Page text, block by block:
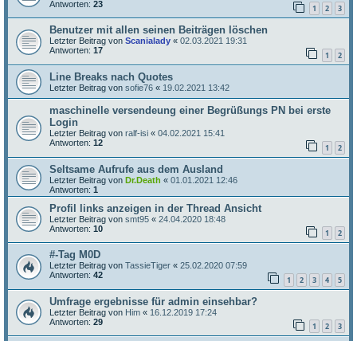
Antworten: 23 1 2 3
Benutzer mit allen seinen Beiträgen löschen
Letzter Beitrag von Scanialady « 02.03.2021 19:31
Antworten: 17 1 2
Line Breaks nach Quotes
Letzter Beitrag von sofie76 « 19.02.2021 13:42
maschinelle versendeung einer Begrüßungs PN bei erste
Login
Letzter Beitrag von ralf-isi « 04.02.2021 15:41
Antworten: 12 1 2
Seltsame Aufrufe aus dem Ausland
Letzter Beitrag von Dr.Death « 01.01.2021 12:46
Antworten: 1
Profil links anzeigen in der Thread Ansicht
Letzter Beitrag von smt95 « 24.04.2020 18:48
Antworten: 10 1 2
#-Tag M0D
Letzter Beitrag von TassieTiger « 25.02.2020 07:59
Antworten: 42 1 2 3 4 5
Umfrage ergebnisse für admin einsehbar?
Letzter Beitrag von Him « 16.12.2019 17:24
Antworten: 29 1 2 3